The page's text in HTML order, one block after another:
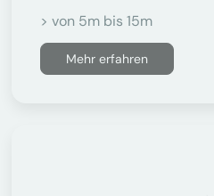
> von 5m bis 15m
Mehr erfahren